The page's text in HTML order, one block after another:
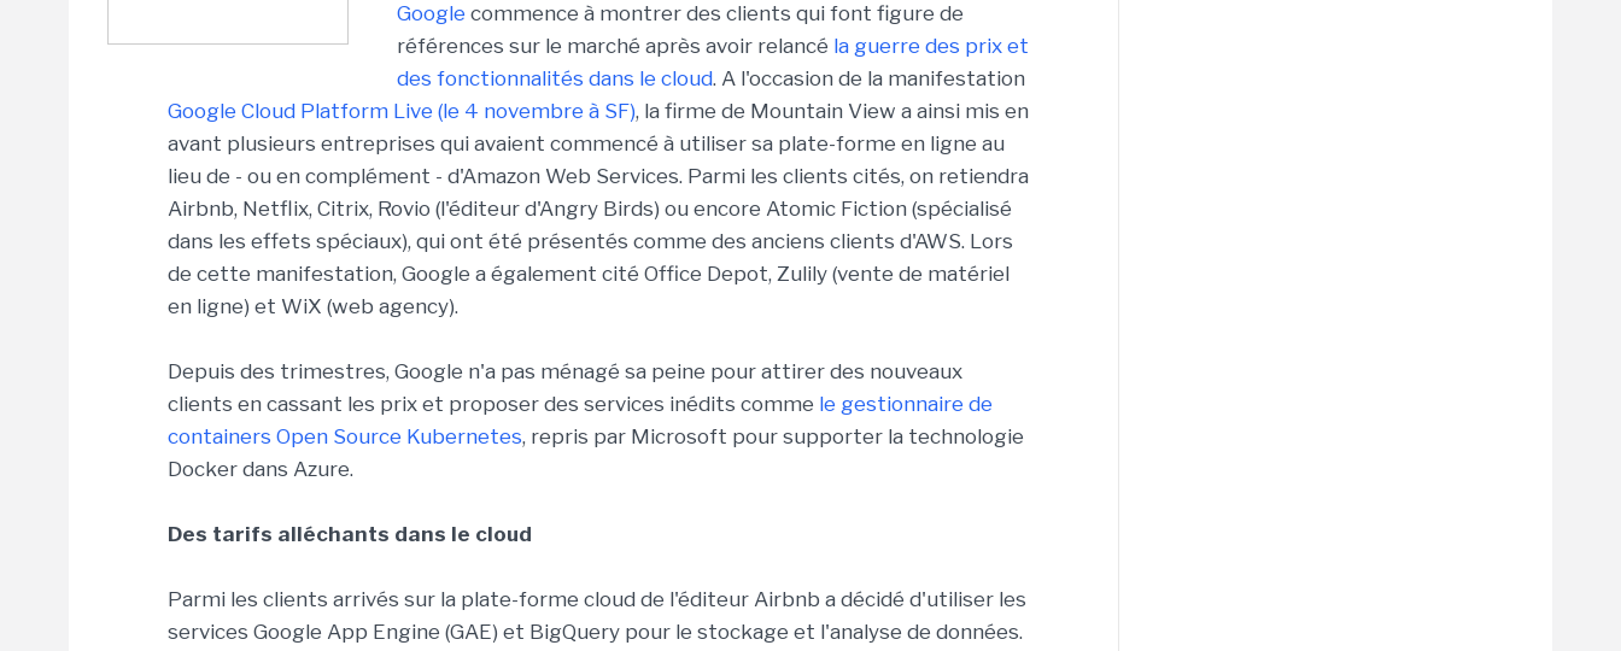
Google commence à montrer des clients qui font figure de
références sur le marché après avoir relancé la guerre des prix et
des fonctionnalités dans le cloud. A l'occasion de la manifestation
Google Cloud Platform Live (le 4 novembre à SF), la firme de Mountain View a ainsi mis en
avant plusieurs entreprises qui avaient commencé à utiliser sa plate-forme en ligne au
lieu de - ou en complément - d'Amazon Web Services. Parmi les clients cités, on retiendra
Airbnb, Netflix, Citrix, Rovio (l'éditeur d'Angry Birds) ou encore Atomic Fiction (spécialisé
dans les effets spéciaux), qui ont été présentés comme des anciens clients d'AWS. Lors
de cette manifestation, Google a également cité Office Depot, Zulily (vente de matériel
en ligne) et WiX (web agency).
Depuis des trimestres, Google n'a pas ménagé sa peine pour attirer des nouveaux
clients en cassant les prix et proposer des services inédits comme le gestionnaire de
containers Open Source Kubernetes, repris par Microsoft pour supporter la technologie
Docker dans Azure.
Des tarifs alléchants dans le cloud
Parmi les clients arrivés sur la plate-forme cloud de l'éditeur Airbnb a décidé d'utiliser les
services Google App Engine (GAE) et BigQuery pour le stockage et l'analyse de données.